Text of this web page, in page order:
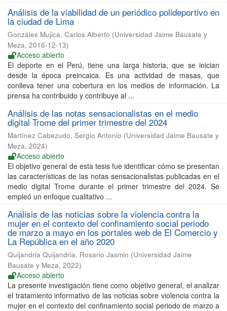
Análisis de la viabilidad de un periódico polideportivo en
la ciudad de Lima
Gonzáles Mujica, Carlos Alberto (Universidad Jaime Bausate y
Meza, 2016-12-13)
Acceso abierto
El deporte en el Perú, tiene una larga historia, que se inician
desde la época preincaica. Es una actividad de masas, que
conlleva tener una cobertura en los medios de información. La
prensa ha contribuido y contribuye al ...
Análisis de las notas sensacionalistas en el medio
digital Trome del primer trimestre del 2024
Martínez Cabezudo, Sergio Antonio (Universidad Jaime Bausate y
Meza, 2024)
Acceso abierto
El objetivo general de esta tesis fue identificar cómo se presentan
las características de las notas sensacionalistas publicadas en el
medio digital Trome durante el primer trimestre del 2024. Se
empleó un enfoque cualitativo ...
Análisis de las noticias sobre la violencia contra la
mujer en el contexto del confinamiento social periodo
de marzo a mayo en los portales web de El Comercio y
La República en el año 2020
Quijandria Quijandria, Rosario Jasmin (Universidad Jaime
Bausate y Meza, 2022)
Acceso abierto
La presente investigación tiene como objetivo general, el analizar
el tratamiento informativo de las noticias sobre violencia contra la
mujer en el contexto del confinamiento social periodo de marzo a